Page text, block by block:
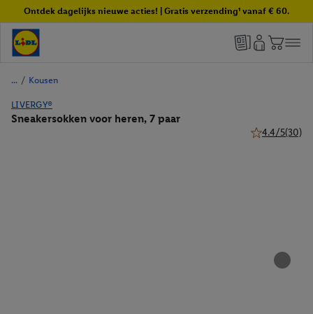
Ontdek dagelijks nieuwe acties! | Gratis verzending¹ vanaf € 60.
/ Kousen
LIVERGY®
Sneakersokken voor heren, 7 paar
4.4/5(30)